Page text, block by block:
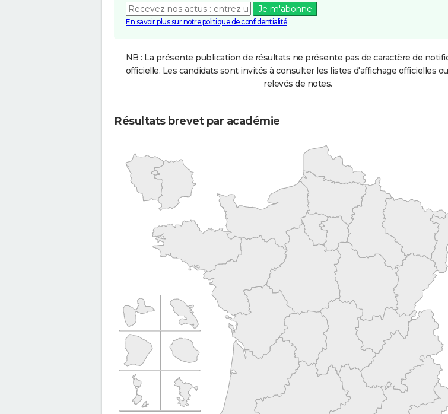
Je m'abonne
En savoir plus sur notre politique de confidentialité
NB : La présente publication de résultats ne présente pas de caractère de
officielle. Les candidats sont invités à consulter les listes d'affichage officielles
relevés de notes.
Résultats brevet par académie